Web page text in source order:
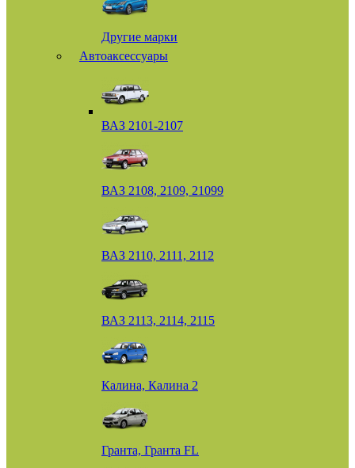
Другие марки
Автоаксессуары
ВАЗ 2101-2107
ВАЗ 2108, 2109, 21099
ВАЗ 2110, 2111, 2112
ВАЗ 2113, 2114, 2115
Калина, Калина 2
Гранта, Гранта FL